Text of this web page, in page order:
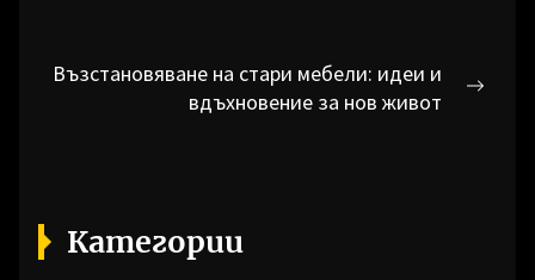
Навигация
Възстановяване на стари мебели: идеи и
вдъхновение за нов живот
Категории